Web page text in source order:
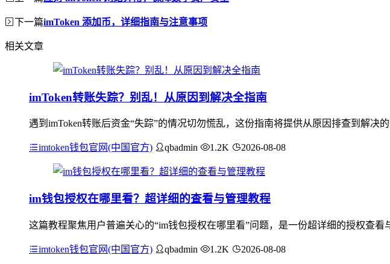
下一篇imToken 添加币，详细指南与注意事项
相关文章
imToken转账失踪？别乱！从原因到解决全指南
遇到imToken转账后资金“失踪”的情况切勿慌乱，这份指南将提供从原因排查到解
imtoken钱包官网(中国官方) qbadmin 1.2K 2026-08-08
im钱包授权在哪里看？超详细的查看与管理教程
这篇教程聚焦用户普遍关心的“im钱包授权在哪里看”问题，是一份超详细的授权查
imtoken钱包官网(中国官方) qbadmin 1.2K 2026-08-08